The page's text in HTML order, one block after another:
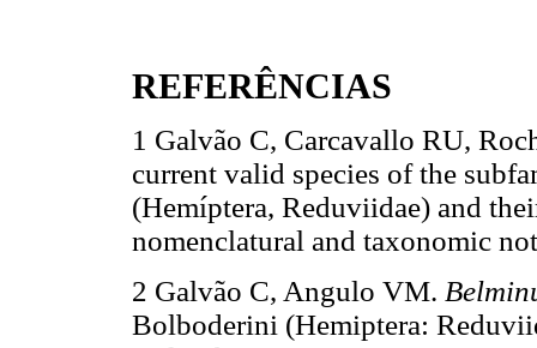
REFERÊNCIAS
1 Galvão C, Carcavallo RU,
current valid species of the
(Hemíptera, Reduviidae) and
nomenclatural and taxonomic
2 Galvão C, Angulo VM.
Bolboderini (Hemiptera: